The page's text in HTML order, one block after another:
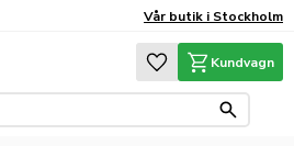
Vår butik i Stockholm
Favoriter
Kundvagn